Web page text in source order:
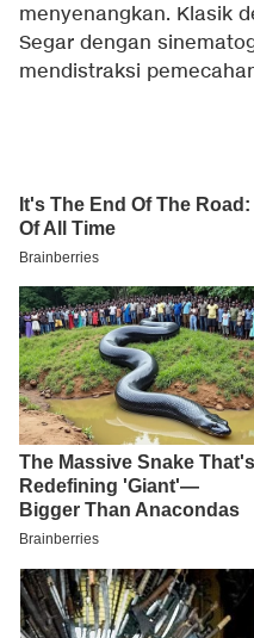
menyenangkan. Klasik
Segar dengan
mendistraksi